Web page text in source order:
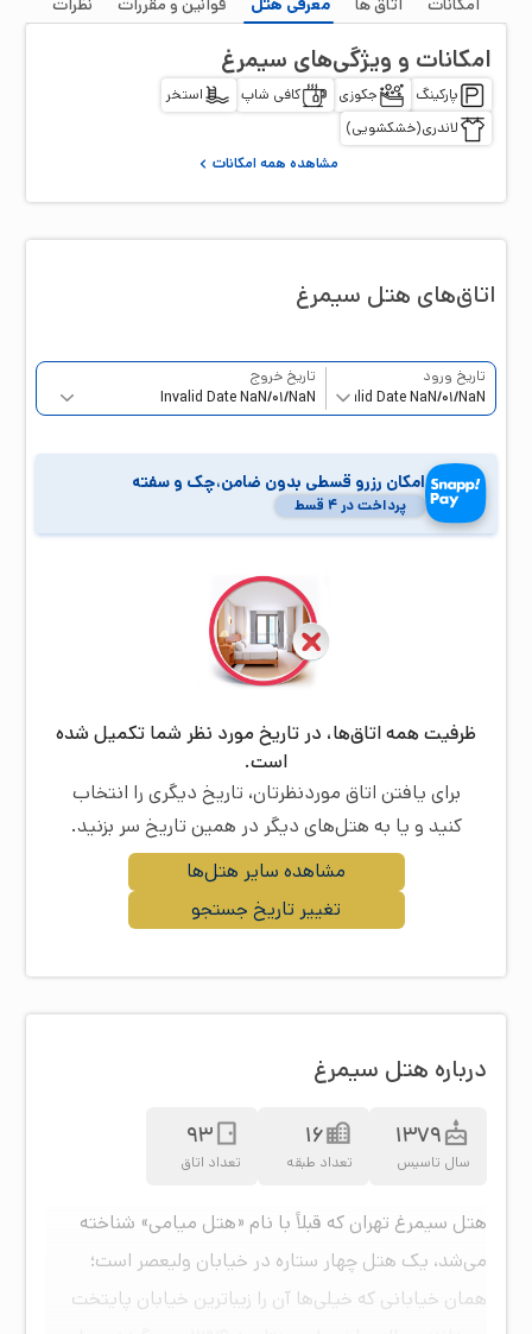
امکانات اتاق‌ ها معرفی هتل قوانین و مقررات نظرات
امکانات و ویژگی‌های سیمرغ
پارکینگ جکوزی کافی شاپ
استخر
لاندری(خشکشویی)
مشاهده همه امکانات
اتاق‌‌های هتل سیمرغ
تاریخ ورود تاریخ خروج
امکان رزرو قسطی بدون ضامن،چک و سفته
پرداخت در ۴ قسط
ظرفیت همه اتاق‌ها، در تاریخ مورد نظر شما تکمیل شده
است.
برای یافتن اتاق موردنظرتان، تاریخ دیگری را انتخاب
کنید و یا به هتل‌های دیگر در همین تاریخ سر بزنید.
تغییر تاریخ جستجو
مشاهده سایر هتل‌ها
درباره هتل سیمرغ
1379
سال تاسیس
16
تعداد طبقه
93
تعداد اتاق
هتل سیمرغ تهران که قبلاً با نام «هتل میامی» شناخته
می‌شد، یک هتل چهار ستاره در خیابان ولیعصر است؛
همان خیابانی که خیلی‌ها آن را زیباترین خیابان پایتخت